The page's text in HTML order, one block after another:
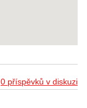
0 příspěvků v diskuzi